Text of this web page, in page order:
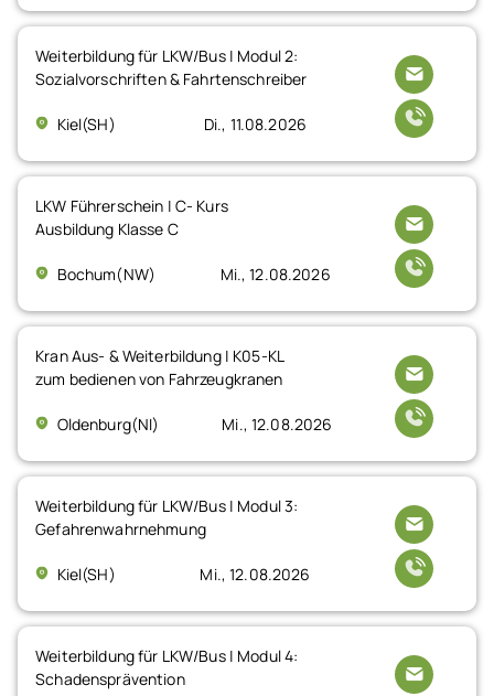
Weiterbildung für LKW/Bus | Modul 2:
Sozialvorschriften & Fahrtenschreiber
Kiel(SH) Di., 11.08.2026
LKW Führerschein | C- Kurs
Ausbildung Klasse C
Bochum(NW) Mi., 12.08.2026
Kran Aus- & Weiterbildung | K05-KL
zum bedienen von Fahrzeugkranen
Oldenburg(NI) Mi., 12.08.2026
Weiterbildung für LKW/Bus | Modul 3:
Gefahrenwahrnehmung
Kiel(SH) Mi., 12.08.2026
Weiterbildung für LKW/Bus | Modul 4:
Schadensprävention